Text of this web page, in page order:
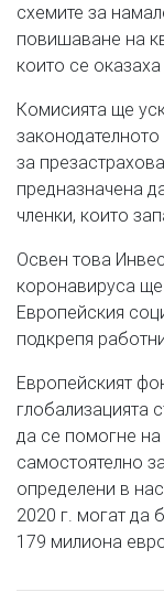
схемите за
повишаване на
които се
Комисията ще
за
предназначена
членки, които
Освен това
коронавируса
Европейския
подкрепя
Европейският
да се помогне на
самостоятелно
определени в
2020 г. могат да
179 милиона